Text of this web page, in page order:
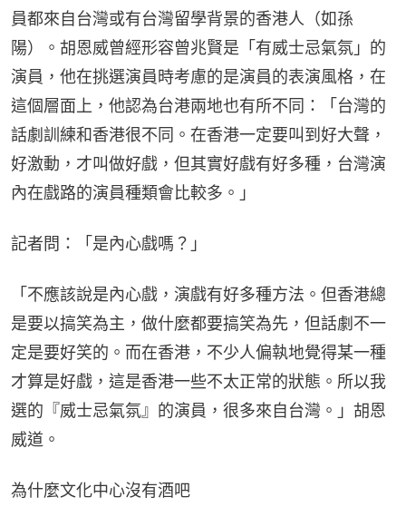
員都來自台灣或有台灣留學背景的香港人（如孫
陽）。胡恩威曾經形容曾兆賢是「有威士忌氣氛」的
演員，他在挑選演員時考慮的是演員的表演風格，在
這個層面上，他認為台港兩地也有所不同：「台灣的
話劇訓練和香港很不同。在香港一定要叫到好大聲，
好激動，才叫做好戲，但其實好戲有好多種，台灣演
內在戲路的演員種類會比較多。」
記者問：「是內心戲嗎？」
「不應該說是內心戲，演戲有好多種方法。但香港總
是要以搞笑為主，做什麼都要搞笑為先，但話劇不一
定是要好笑的。而在香港，不少人偏執地覺得某一種
才算是好戲，這是香港一些不太正常的狀態。所以我
選的『威士忌氣氛』的演員，很多來自台灣。」胡恩
威道。
為什麼文化中心沒有酒吧